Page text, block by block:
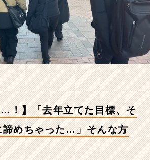
め
ち
た…」
そ
【株
式
会
…！】「去年立てた目標、そ
諦めちゃった…」そんな方